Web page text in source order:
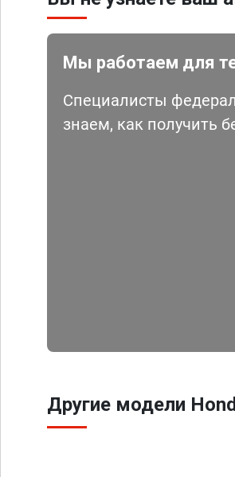
Мы работаем для
Специалисты
знаем, как получить
Другие модели